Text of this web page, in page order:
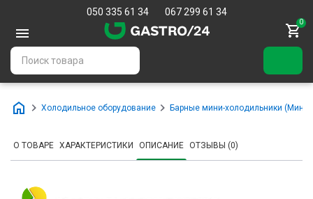
050 335 61 34 067 299 61 34
0
Холодильное оборудование Барные мини-холодильники
О ТОВАРЕ ХАРАКТЕРИСТИКИ ОПИСАНИЕ ОТЗЫВЫ (0)